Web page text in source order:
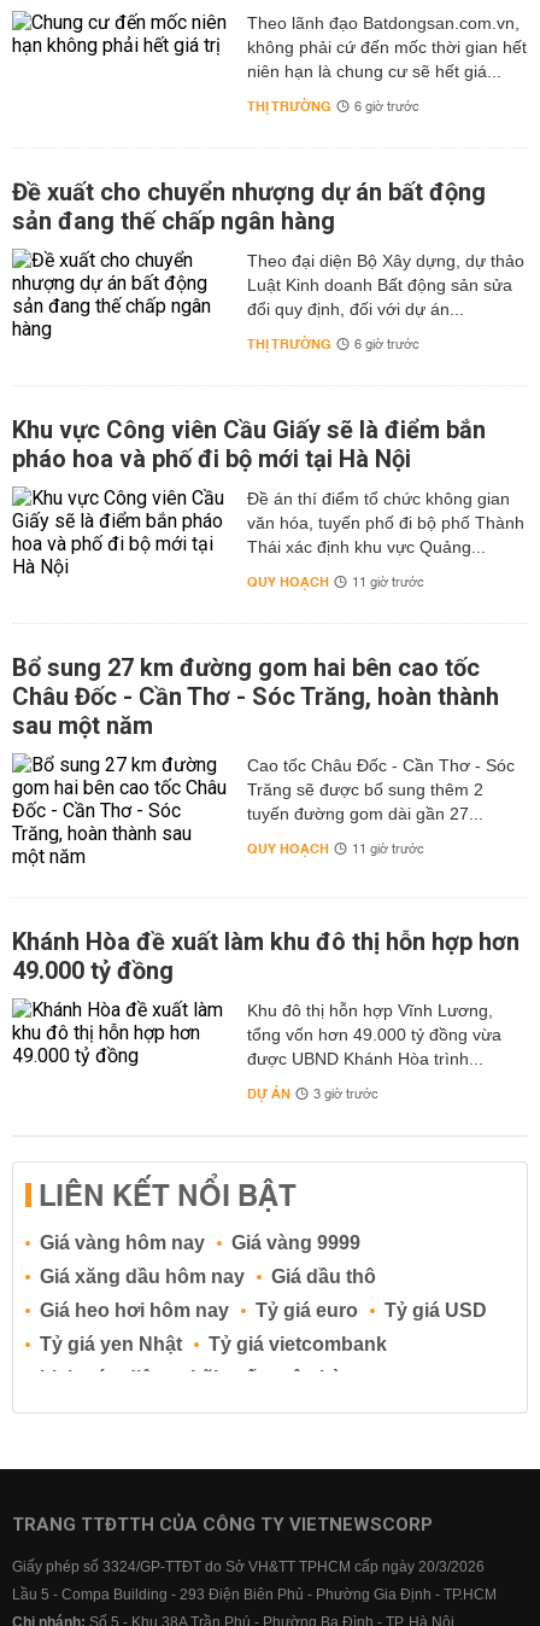
Theo lãnh đạo Batdongsan.com.vn,
không phải cứ đến mốc thời gian hết
niên hạn là chung cư sẽ hết giá...
THỊ TRƯỜNG 6 giờ trước
Đề xuất cho chuyển nhượng dự án bất động
sản đang thế chấp ngân hàng
Theo đại diện Bộ Xây dựng, dự thảo
Luật Kinh doanh Bất động sản sửa
đổi quy định, đối với dự án...
THỊ TRƯỜNG 6 giờ trước
Khu vực Công viên Cầu Giấy sẽ là điểm bắn
pháo hoa và phố đi bộ mới tại Hà Nội
Đề án thí điểm tổ chức không gian
văn hóa, tuyến phố đi bộ phố Thành
Thái xác định khu vực Quảng...
QUY HOẠCH 11 giờ trước
Bổ sung 27 km đường gom hai bên cao tốc
Châu Đốc - Cần Thơ - Sóc Trăng, hoàn thành
sau một năm
Cao tốc Châu Đốc - Cần Thơ - Sóc
Trăng sẽ được bổ sung thêm 2
tuyến đường gom dài gần 27...
QUY HOẠCH 11 giờ trước
Khánh Hòa đề xuất làm khu đô thị hỗn hợp hơn
49.000 tỷ đồng
Khu đô thị hỗn hợp Vĩnh Lương,
tổng vốn hơn 49.000 tỷ đồng vừa
được UBND Khánh Hòa trình...
DỰ ÁN 3 giờ trước
LIÊN KẾT NỔI BẬT
Giá vàng hôm nay
Giá vàng 9999
Giá xăng dầu hôm nay
Giá dầu thô
Giá heo hơi hôm nay
Tỷ giá euro
Tỷ giá USD
Tỷ giá yen Nhật
Tỷ giá vietcombank
Lịch cúp điện
Lãi suất ngân hàng
Lãi suất tiết kiệm
Lãi suất tiền gửi
Lãi suất ngân hàng BIDV
Lãi suất ngân hàng Vietcombank
TRANG TTĐTTH CỦA CÔNG TY VIETNEWSCORP
Giấy phép số 3324/GP-TTĐT do Sở VH&TT TPHCM cấp ngày 20/3/2026
Lầu 5 - Compa Building - 293 Điện Biên Phủ - Phường Gia Định - TP.HCM